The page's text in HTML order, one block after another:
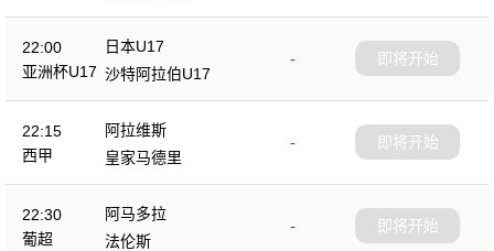
22:00
亚洲杯U17
日本U17
-
沙特阿拉伯U17
即将开始
22:15
西甲
阿拉维斯
-
皇家马德里
即将开始
22:30
葡超
阿马多拉
-
法伦斯
即将开始